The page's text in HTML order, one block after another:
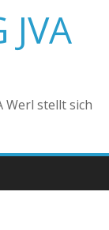
JVA
Werl stellt sich